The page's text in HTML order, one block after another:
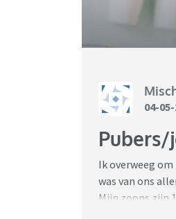
04-
Ik overweeg
was van ons
Mijn zoons zijn
bij mij en mijn